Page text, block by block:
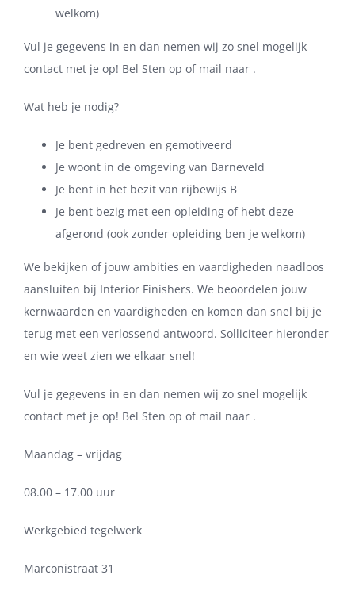
welkom)
Vul je gegevens in en dan nemen wij zo snel mogelijk
contact met je op! Bel Sten op of mail naar .
Wat heb je nodig?
Je bent gedreven en gemotiveerd
Je woont in de omgeving van Barneveld
Je bent in het bezit van rijbewijs B
Je bent bezig met een opleiding of hebt deze
afgerond (ook zonder opleiding ben je welkom)
We bekijken of jouw ambities en vaardigheden naadloos
aansluiten bij Interior Finishers. We beoordelen jouw
kernwaarden en vaardigheden en komen dan snel bij je
terug met een verlossend antwoord. Solliciteer hieronder
en wie weet zien we elkaar snel!
Vul je gegevens in en dan nemen wij zo snel mogelijk
contact met je op! Bel Sten op of mail naar .
Maandag – vrijdag
08.00 – 17.00 uur
Werkgebied tegelwerk
Marconistraat 31